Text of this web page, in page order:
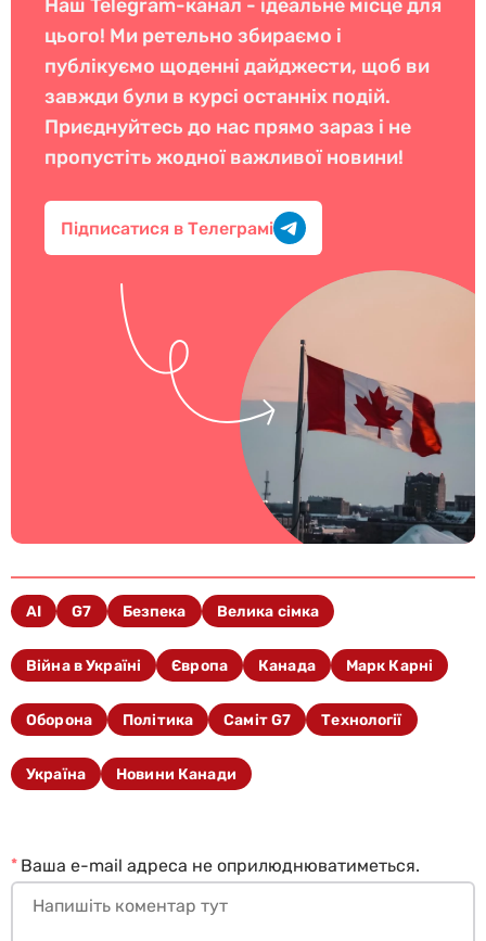
Наш Telegram-канал - ідеальне місце для
цього! Ми ретельно збираємо і
публікуємо щоденні дайджести, щоб ви
завжди були в курсі останніх подій.
Приєднуйтесь до нас прямо зараз і не
пропустіть жодної важливої новини!
Підписатися в Телеграмі
AI G7 Безпека Велика сімка
Війна в Україні Європа Канада Марк Карні
Оборона Політика Саміт G7 Технології
Україна Новини Канади
Ваша e-mail адреса не оприлюднюватиметься.
*